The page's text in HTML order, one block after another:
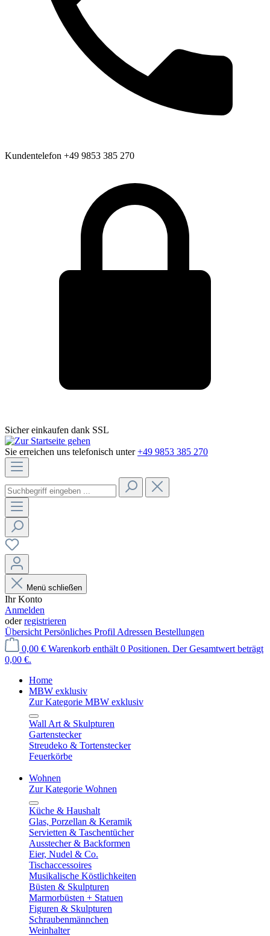
Kundentelefon +49 9853 385 270
Sicher einkaufen dank SSL
Sie erreichen uns telefonisch unter +49 9853 385 270
Menü schließen
Ihr Konto
Anmelden
oderregistrieren
Übersicht Persönliches Profil Adressen Bestellungen
0,00 € Warenkorb enthält 0 Positionen. Der Gesamtwert beträgt
0,00 €.
Home
MBW exklusiv
Zur Kategorie MBW exklusiv
Wall Art & Skulpturen
Gartenstecker
Streudeko & Tortenstecker
Feuerkörbe
Wohnen
Zur Kategorie Wohnen
Küche & Haushalt
Glas, Porzellan & Keramik
Servietten & Taschentücher
Ausstecher & Backformen
Eier, Nudel & Co.
Tischaccessoires
Musikalische Köstlichkeiten
Büsten & Skulpturen
Marmorbüsten + Statuen
Figuren & Skulpturen
Schraubenmännchen
Weinhalter